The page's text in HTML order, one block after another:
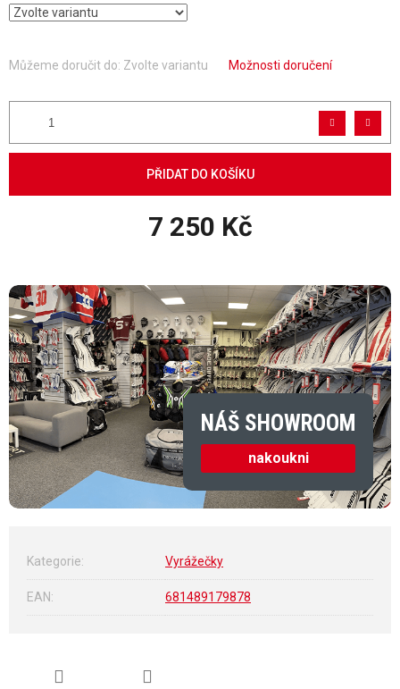
Můžeme doručit do: Zvolte variantu Možnosti doručení
PŘIDAT DO KOŠÍKU
7 250 Kč
NÁŠ SHOWROOM
nakoukni
Kategorie: Vyrážečky
EAN: 681489179878